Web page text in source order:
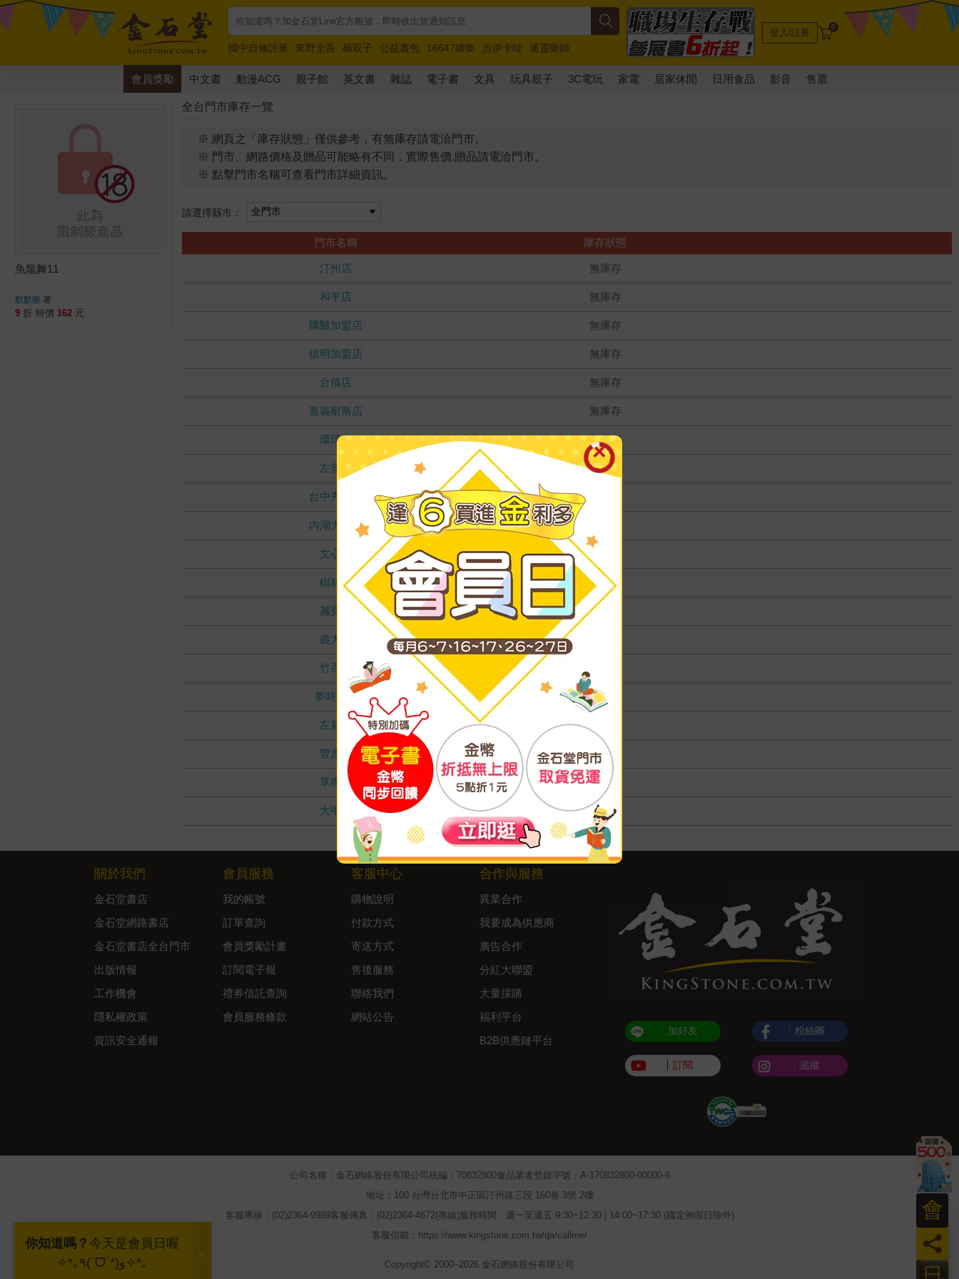
國中自修評量 東野圭吾 楊双子 公益書包 16647續集 吉伊卡哇
通靈藥師
唯紅花綻放
奧德賽 路邊攤新作 馬斯克 玩具總動員5 超慢跑
登入/註冊 0
會員獎勵 中文書 動漫ACG 親子館 英文書 雜誌 電子書 文具 玩具親子 3C電玩 家電 居家休閒 日用食品 影音 售票
全台門市庫存一覽
※ 網頁之「庫存狀態」僅供參考，有無庫存請電洽門市。
※ 門市、網路價格及贈品可能略有不同，實際售價.贈品請電洽門市。
※ 點擊門市名稱可查看門市詳細資訊。
請選擇縣市：
門市名稱 庫存狀態
汀州店 無庫存
和平店 無庫存
國醫加盟店 無庫存
德明加盟店 無庫存
台積店 無庫存
嘉義耐斯店 無庫存
環球店 無庫存
左營店 無庫存
台中秀泰店
內湖大潤發
文心店
樹林店 無庫存
麗寶店 無庫存
義大店
竹百店
夢時代店 無庫存
左新店
豐原店 無庫存
草衙店 無庫存
大甲店 無庫存
魚龍舞11
默默猴 著
9 折 特價 162 元
員
會
關於我們
金石堂書店
金石堂網路書店
金石堂書店全台門市
出版情報
工作機會
隱私權政策
資訊安全通報
會員服務
我的帳號
訂單查詢
會員獎勵計畫
訂閱電子報
禮券信託查詢
會員服務條款
客服中心
購物說明
付款方式
寄送方式
售後服務
聯絡我們
網站公告
合作與服務
異業合作
我要成為供應商
廣告合作
分紅大聯盟
大量採購
福利平台
B2B供應鏈平台
加好友
訂閱
粉絲團
追蹤
公司名稱：金石網絡股份有限公司 統編：70832800食品業者登錄字號：A-170832800-00000-6
地址：100 台灣台北市中正區汀州路三段 160巷 3號 2樓
客服專線：(02)2364-9989客服傳真：(02)2364-4672(專線) 服務時間：週一至週五 9:30~12:30 | 14:00~17:30 (國定例假日除外)
客服信箱：https://www.kingstone.com.tw/qa/callme/
Copyright© 2000–2026 金石網絡股份有限公司
你知道嗎？ 今天是會員日喔
✧*｡٩(ˊᗜˋ*)و✧*｡